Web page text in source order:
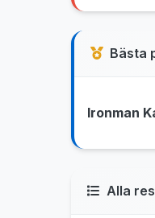
Bästa
Ironman
Alla